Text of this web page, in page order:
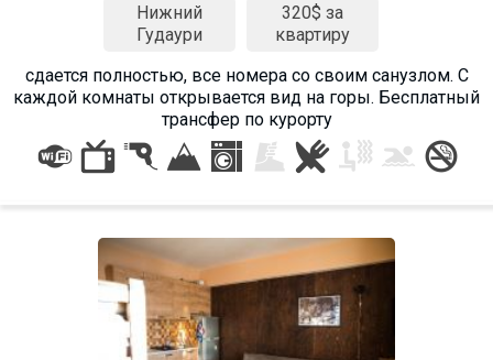
Нижний
Гудаури
320$ за
квартиру
сдается полностью, все номера со своим санузлом. С
каждой комнаты открывается вид на горы. Бесплатный
трансфер по курорту